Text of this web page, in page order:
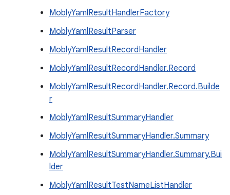
MoblyYamlResultHandlerFactory
MoblyYamlResultParser
MoblyYamlResultRecordHandler
MoblyYamlResultRecordHandler.Record
MoblyYamlResultRecordHandler.Record.Builde
r
MoblyYamlResultSummaryHandler
MoblyYamlResultSummaryHandler.Summary
MoblyYamlResultSummaryHandler.Summary.Bui
lder
MoblyYamlResultTestNameListHandler